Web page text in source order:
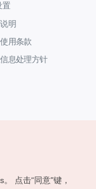
置
明
用条款
息处理方针
点击“同意"键，